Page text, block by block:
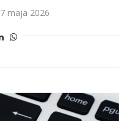
7 maja 2026